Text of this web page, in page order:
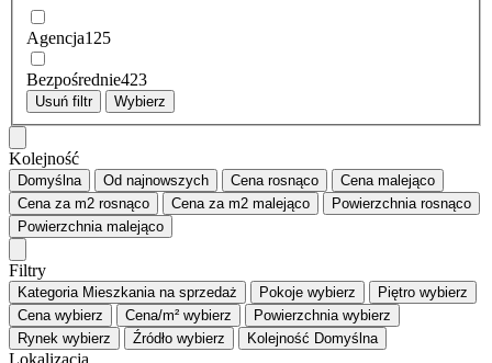
Agencja125
Bezpośrednie423
Usuń filtr Wybierz
Kolejność
Domyślna Od najnowszych Cena rosnąco Cena malejąco
Cena za m2 rosnąco Cena za m2 malejąco Powierzchnia rosnąco
Powierzchnia malejąco
Filtry
Kategoria Mieszkania na sprzedaż Pokoje wybierz Piętro wybierz
Cena wybierz Cena/m² wybierz Powierzchnia wybierz
Rynek wybierz Źródło wybierz Kolejność Domyślna
Lokalizacja